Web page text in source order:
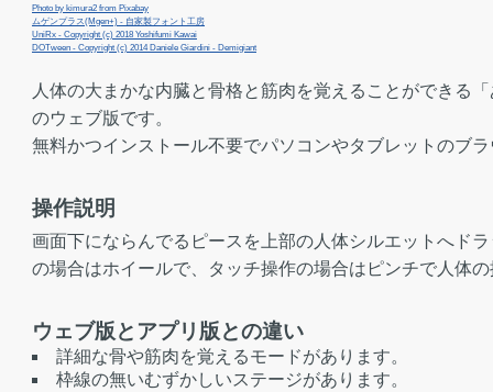
Photo by kimura2 from Pixabay
ムゲンプラス(Mgen+) - 自家製フォント工房
UniRx - Copyright (c) 2018 Yoshifumi Kawai
DOTween - Copyright (c) 2014 Daniele Giardini - Demigiant
人体の大まかな内臓と骨格と筋肉を覚えることができる
のウェブ版です。
無料かつインストール不要でパソコンやタブレットのブ
操作説明
画面下にならんでるピースを上部の人体シルエットへド
の場合はホイールで、タッチ操作の場合はピンチで人体
ウェブ版とアプリ版との違い
詳細な骨や筋肉を覚えるモードがあります。
枠線の無いむずかしいステージがあります。